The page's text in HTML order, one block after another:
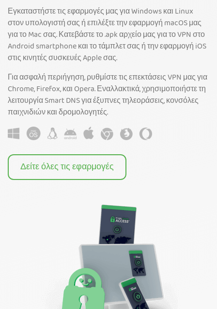
Εγκαταστήστε τις εφαρμογές μας για Windows και Linux
στον υπολογιστή σας ή επιλέξτε την εφαρμογή macOS μας
για το Mac σας. Κατεβάστε το .apk αρχείο μας για το VPN στο
Android smartphone και το τάμπλετ σας ή την εφαρμογή iOS
στις κινητές συσκευές Apple σας.
Για ασφαλή περιήγηση, ρυθμίστε τις επεκτάσεις VPN μας για
Chrome, Firefox, και Opera. Εναλλακτικά, χρησιμοποιήστε τη
λειτουργία Smart DNS για έξυπνες τηλεοράσεις, κονσόλες
παιχνιδιών και δρομολογητές.
Δείτε όλες τις εφαρμογές